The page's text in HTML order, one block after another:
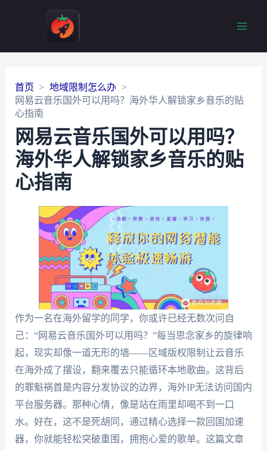
首页
地域限制怎么办
网易云音乐国外可以用吗？海外华人解锁家乡音乐的贴
心指南
网易云音乐国外可以用吗？
海外华人解锁家乡音乐的贴
心指南
作为一名在海外留学的同学，你或许已经无数次问自
己：“网易云音乐国外可以用吗？”每当思念家乡的旋律响
起，现实却像一道无形的墙——区域版权限制让云音乐
在海外成了摆设，翻来覆去只能循环本地歌曲。这背后
的罪魁祸首是内容分发协议的边界，海外IP无法访问国内
平台服务器。那种心情，像是站在雨里却喝不到一口
水。好在，这不是死胡同，通过精心选择一款回国加速
器，你就能轻松突破重围，拥抱心爱的歌单。这篇文章